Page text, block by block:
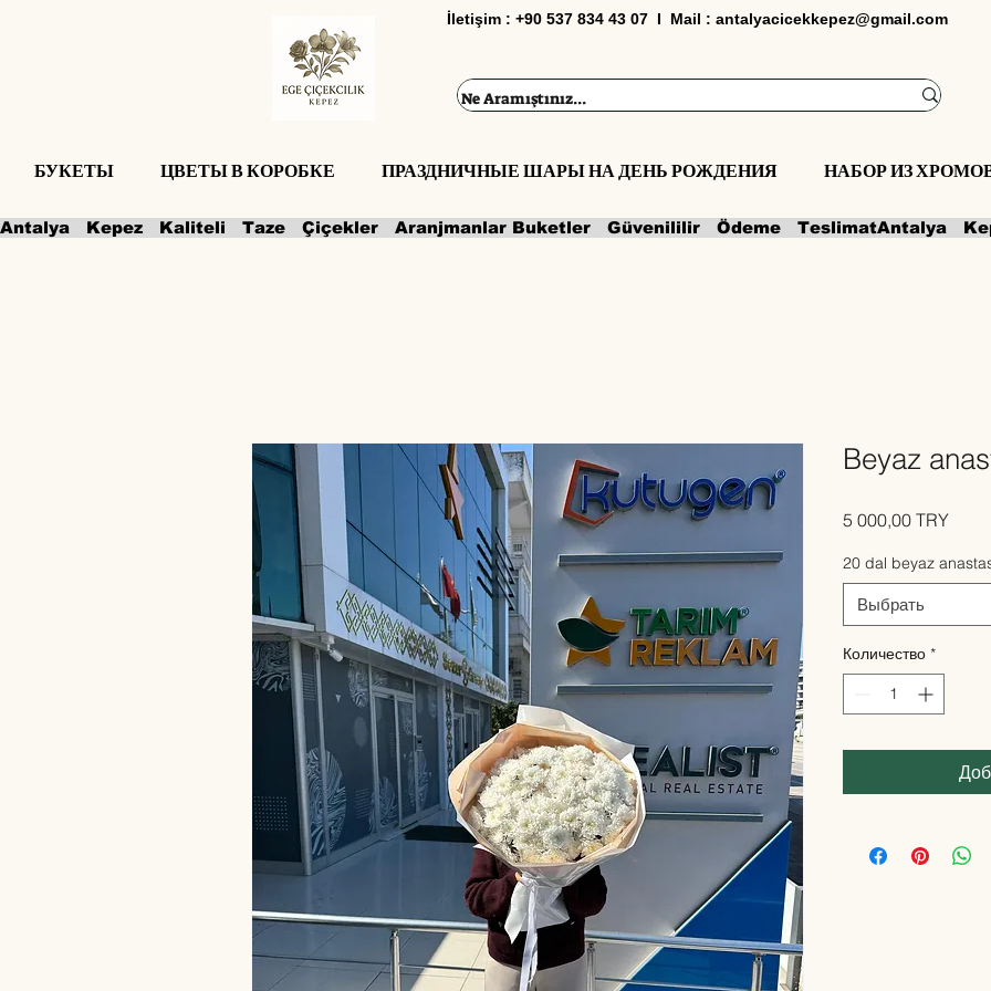
İletişim : +90 537 834 43 07 I Mail : antalyacicekkepez@gmail.com
БУКЕТЫ ЦВЕТЫ В КОРОБКЕ ПРАЗДНИЧНЫЕ ШАРЫ НА ДЕНЬ РОЖДЕНИЯ НАБОР ИЗ
Antalya   Kepez   Kaliteli   Taze   Çiçekler   Aranjmanlar Buketler   Güvenililir   Ödeme   Teslimat
Beyaz
5 000,00 TRYЦена
20 dal beyaz
Выбрать
Количество *